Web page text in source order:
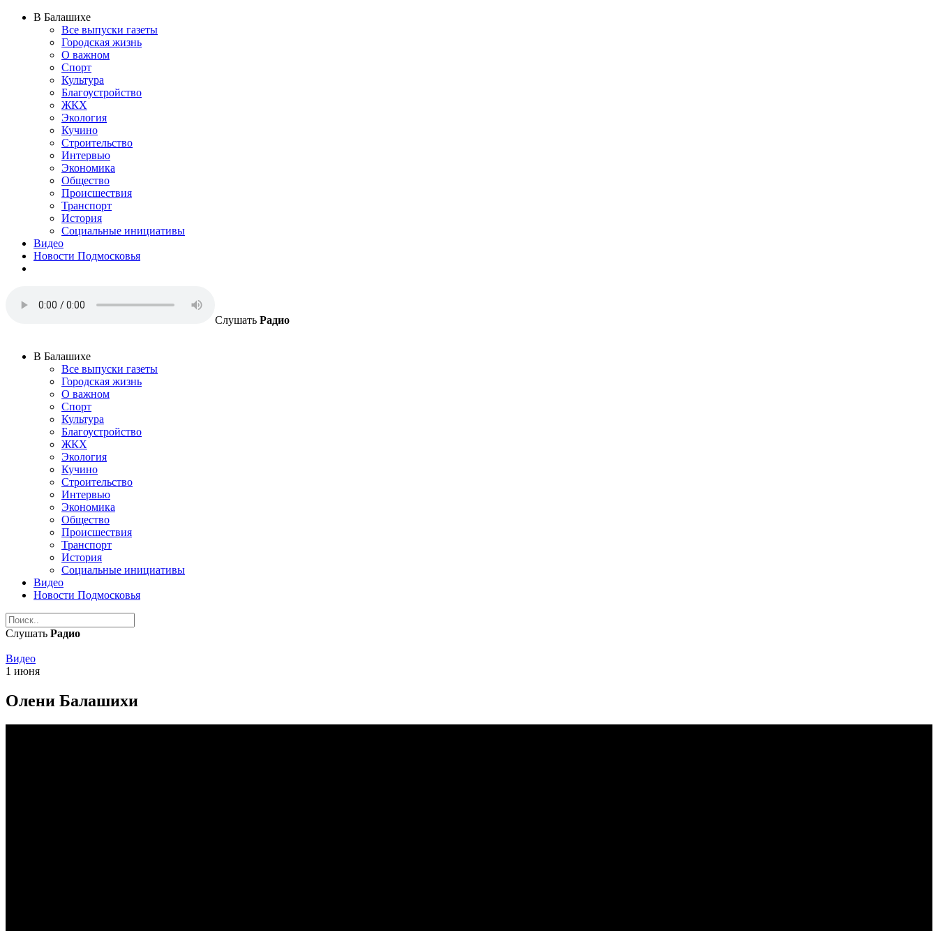
В Балашихе
Все выпуски газеты
Городская жизнь
О важном
Спорт
Культура
Благоустройство
ЖКХ
Экология
Кучино
Строительство
Интервью
Экономика
Общество
Происшествия
Транспорт
История
Социальные инициативы
Видео
Новости Подмосковья
Слушать Радио
В Балашихе
Все выпуски газеты
Городская жизнь
О важном
Спорт
Культура
Благоустройство
ЖКХ
Экология
Кучино
Строительство
Интервью
Экономика
Общество
Происшествия
Транспорт
История
Социальные инициативы
Видео
Новости Подмосковья
Слушать Радио
Видео
1 июня
Олени Балашихи